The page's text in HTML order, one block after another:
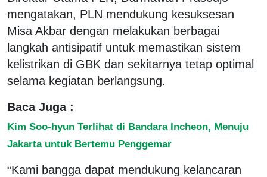
mengatakan, PLN mendukung kesuksesan
Misa Akbar dengan melakukan berbagai
langkah antisipatif untuk memastikan sistem
kelistrikan di GBK dan sekitarnya tetap optimal
selama kegiatan berlangsung.
Baca Juga :
Kim Soo-hyun Terlihat di Bandara Incheon, Menuju
Jakarta untuk Bertemu Penggemar
“Kami bangga dapat mendukung kelancaran